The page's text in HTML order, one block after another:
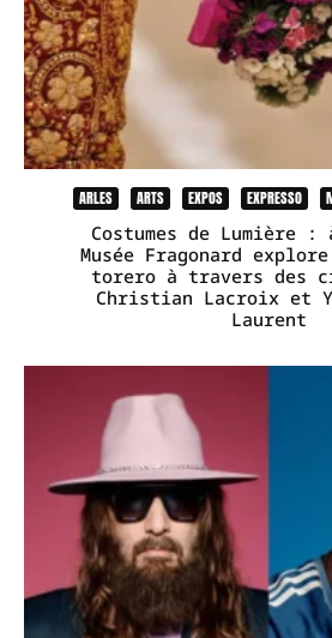
ARLES ARTS EXPOS EXPRESSO
Costumes de Lumière
Musée Fragonard
torero à travers des
Christian Lacroix et
Laurent